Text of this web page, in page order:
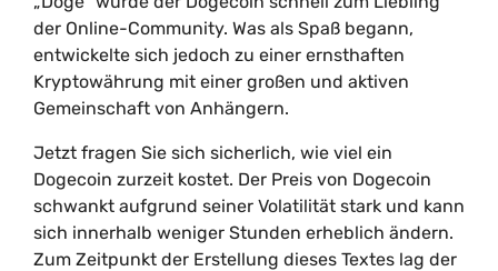
der Online-Community. Was als Spaß begann,
entwickelte sich jedoch zu einer ernsthaften
Kryptowährung mit einer großen und aktiven
Gemeinschaft von Anhängern.
Jetzt fragen Sie sich sicherlich, wie viel ein
Dogecoin zurzeit kostet. Der Preis von Dogecoin
schwankt aufgrund seiner Volatilität stark und kann
sich innerhalb weniger Stunden erheblich ändern.
Zum Zeitpunkt der Erstellung dieses Textes lag der